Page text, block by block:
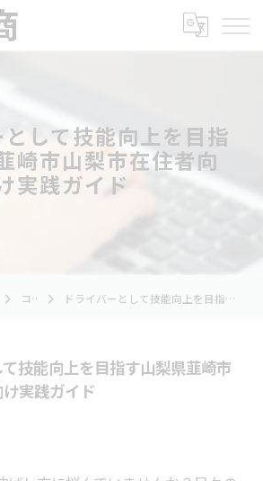
として技能向上を目指
崎市山梨市在住者向
実践ガイド
コラム ドライバーとして技能向上を目指す山梨県韮崎市山梨市在住者向け実践ガイド
技能向上を目指す山梨県韮崎市
実践ガイド